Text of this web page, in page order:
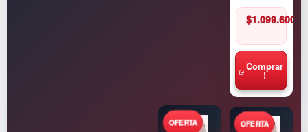
$1.099.600
Comprar
!